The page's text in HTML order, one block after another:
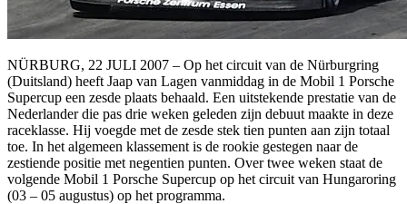
NÜRBURG, 22 JULI 2007 – Op het circuit van de Nürburgring
(Duitsland) heeft Jaap van Lagen vanmiddag in de Mobil 1 Porsche
Supercup een zesde plaats behaald. Een uitstekende prestatie van de
Nederlander die pas drie weken geleden zijn debuut maakte in deze
raceklasse. Hij voegde met de zesde stek tien punten aan zijn totaal
toe. In het algemeen klassement is de rookie gestegen naar de
zestiende positie met negentien punten. Over twee weken staat de
volgende Mobil 1 Porsche Supercup op het circuit van Hungaroring
(03 – 05 augustus) op het programma.